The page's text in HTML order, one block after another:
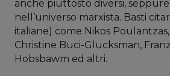
anche piuttosto diversi,
nell’universo marxista. Basti
italiane) come Nikos
Christine Buci-Glucksman,
Hobsbawm ed altri.